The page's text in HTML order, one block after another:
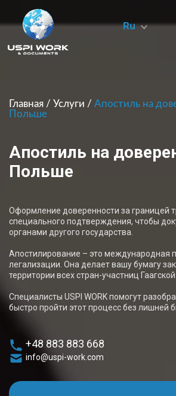
Ru
Главная / Услуги / Апостиль на
Польше
Апостиль на
Польше
Оформление доверенности за границей
специального подтверждения, чтобы
органами другого государства.
Апостилирование – это международная
легализации. Она делает вашу бумагу
территории всех стран-участниц
Специалисты USPI WORK помогут
быстро пройти этот процесс без лишней
+48 883 883 668
info@uspi-work.com